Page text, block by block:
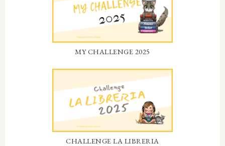
MY CHALLENGE 2025
CHALLENGE LA LIBRERIA